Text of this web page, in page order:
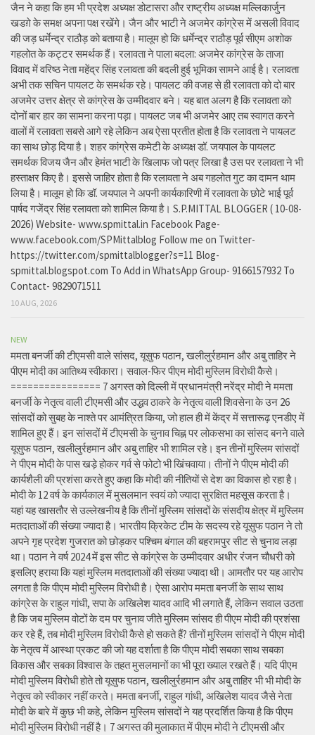
जैन ने कहा कि हम भी प्रदेश अध्यक्ष डोटासरा और राष्ट्रीय अध्यक्ष मल्लिकार्जुन
खडग़े के समक्ष अपना पक्ष रखेंगे। जैन और भाटी ने अजमेर कांग्रेस में असली विवाद
की जड़ धर्मेन्द्र राठौड़ को बताया है। मालूम हो कि धर्मेन्द्र राठौड़ पूर्व सीएम अशोक
गहलोत के कट्टर समर्थक हैं। रलावता ने पाला बदला: अजमेर कांग्रेस के ताजा
विवाद में वरिष्ठ नेता महेंद्र सिंह रलावता की बदली हुई भूमिका सामने आई है। रलावता
अभी तक सचिन पायलट के समर्थक रहे। पायलट की वजह से ही रलावता को दो बार
अजमेर उत्तर क्षेत्र से कांग्रेस के उम्मीदवार बने। यह बात अलग है कि रलावता को
दोनों बार हार का सामना करना पड़ा। पायलट जब भी अजमेर आए तब स्वागत करने
वालों में रलावता सबसे आगे रहे लेकिन अब ऐसा प्रतीत होता है कि रलावता ने पायलट
का साथ छोड़ दिया है। शहर कांग्रेस कमेटी के अध्यक्ष डॉ. जयपाल के पायलट
समर्थक विजय जैन और हेमंत भाटी के खिलाफ जो पत्र लिखा है उस पर रलावता ने भी
हस्ताक्षर किए है। इससे जाहिर होता है कि रलावता ने अब गहलोत गुट का दामन थाम
लिया है। मालूम हो कि डॉ. जयपाल ने अपनी कार्यकारिणी में रलावता के छोटे भाई पूर्व
पार्षद गजेंद्र सिंह रलावता को शामिल किया है। S.P.MITTAL BLOGGER ( 10-08-
2026) Website- www.spmittal.in Facebook Page-
www.facebook.com/SPMittalblog Follow me on Twitter-
https://twitter.com/spmittalblogger?s=11 Blog-
spmittal.blogspot.com To Add in WhatsApp Group- 9166157932 To
Contact- 9829071511
10 AUG, 2026
NEW
ममता बनर्जी की टीएमसी वाले सांसद, यूसुफ पठान, खलीलुर्रहमान और अबु ताहिर ने
पीएम मोदी का आतिथ्य स्वीकारा। सवाल-फिर पीएम मोदी मुस्लिम विरोधी कैसे।
================ 7 अगस्त को दिल्ली में प्रधानमंत्री नरेंद्र मोदी ने ममता
बनर्जी के नेतृत्व वाली टीएमसी और उद्धव ठाकरे के नेतृत्व वाली शिवसेना के उन 26
सांसदों को सुबह के नाश्ते पर आमंत्रित किया, जो हाल ही में केंद्र में सत्तारूढ़ एनडीए में
शामिल हुए हैं। इन सांसदों में टीएमसी के चुनाव चिह्न पर लोकसभा का सांसद बनने वाले
यूसुफ पठान, खलीलुर्रहमान और अबु ताहिर भी शामिल रहे। इन तीनों मुस्लिम सांसदों
ने पीएम मोदी के पास खड़े होकर गर्व से फोटो भी खिंचवाया। तीनों ने पीएम मोदी की
कार्यशैली की प्रशंसा करते हुए कहा कि मोदी की नीतियों से देश का विकास हो रहा है।
मोदी के 12 वर्ष के कार्यकाल में मुसलमान स्वयं को ज्यादा सुरक्षित महसूस करता है।
यहां यह खासतौर से उल्लेखनीय है कि तीनों मुस्लिम सांसदों के संसदीय क्षेत्र में मुस्लिम
मतदाताओं की संख्या ज्यादा है। भारतीय क्रिकेट टीम के सदस्य रहे यूसुफ पठान ने तो
अपने गृह प्रदेश गुजरात को छोड़कर पश्चिम बंगाल की बहरामपुर सीट से चुनाव लड़ा
था। पठान ने वर्ष 2024 में इस सीट से कांग्रेस के उम्मीदवार अधीर रंजन चौधरी को
इसलिए हराया कि यहां मुस्लिम मतदाताओं की संख्या ज्यादा थी। आमतौर पर यह आरोप
लगता है कि पीएम मोदी मुस्लिम विरोधी है। ऐसा आरोप ममता बनर्जी के साथ साथ
कांग्रेस के राहुल गांधी, सपा के अखिलेश यादव आदि भी लगाते हैं, लेकिन सवाल उठता
है कि जब मुस्लिम वोटों के दम पर चुनाव जीते मुस्लिम सांसद ही पीएम मोदी की प्रशंसा
कर रहे हैं, तब मोदी मुस्लिम विरोधी कैसे हो सकते हैं? तीनों मुस्लिम सांसदों ने पीएम मोदी
के नेतृत्व में आस्था प्रकट की जो यह दर्शाता है कि पीएम मोदी सबका साथ सबका
विकास और सबका विश्वास के तहत मुसलमानों का भी पूरा ख्याल रखते हैं। यदि पीएम
मोदी मुस्लिम विरोधी होते तो यूसुफ पठान, खलीलुर्रहमान और अबु ताहिर भी भी मोदी के
नेतृत्व को स्वीकार नहीं करते। ममता बनर्जी, राहुल गांधी, अखिलेश यादव जैसे नेता
मोदी के बारे में कुछ भी कहे, लेकिन मुस्लिम सांसदों ने यह प्रदर्शित किया है कि पीएम
मोदी मुस्लिम विरोधी नहीं है। 7 अगस्त की मुलाकात में पीएम मोदी ने टीएमसी और